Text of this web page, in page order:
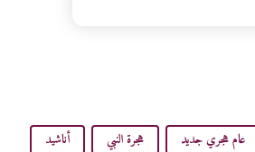
عام هجري جديد هجرة النبي أناشيد